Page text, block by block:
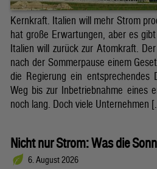
Kernkraft. Italien will mehr Strom
hat große Erwartungen, aber es
Italien will zurück zur Atomkraft.
nach der Sommerpause einem
die Regierung ein entsprechendes
Weg bis zur Inbetriebnahme eines
noch lang. Doch viele Unternehmen
Nicht nur Strom: Was die
6. August 2026